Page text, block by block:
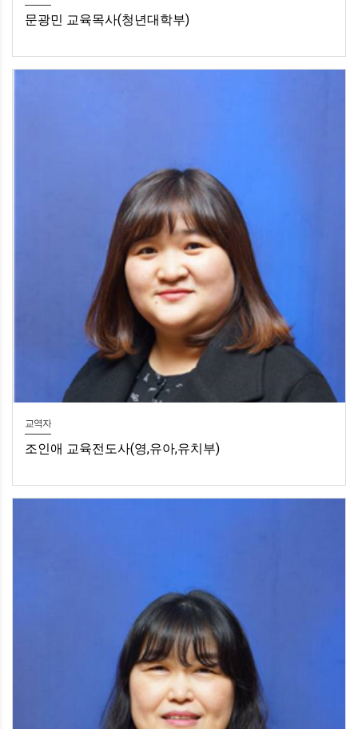
문광민 교육목사(청년대학부)
교역자
조인애 교육전도사(영,유아,유치부)